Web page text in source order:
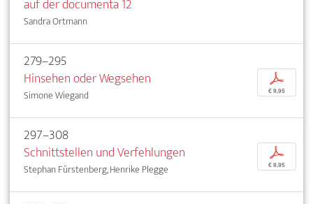
Sandra Ortmann
279–295
Hinsehen oder Wegsehen
Simone Wiegand
p
€ 9,95
297–308
Schnittstellen und Verfehlungen
Stephan Fürstenberg, Henrike Plegge
p
€ 9,95